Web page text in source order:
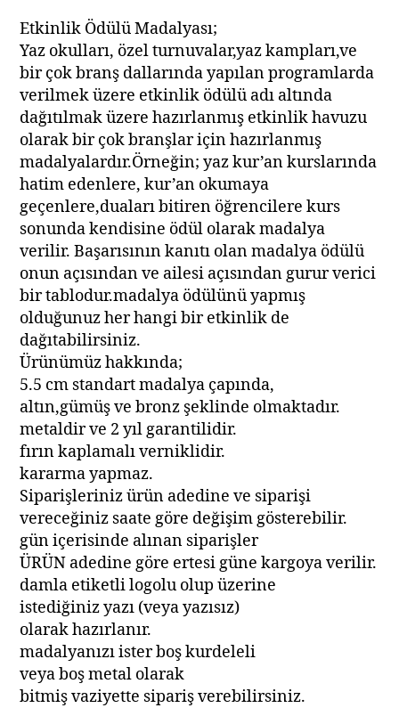
Etkinlik Ödülü Madalyası;
Yaz okulları, özel turnuvalar,yaz kampları,ve
bir çok branş dallarında yapılan programlarda
verilmek üzere etkinlik ödülü adı altında
dağıtılmak üzere hazırlanmış etkinlik havuzu
olarak bir çok branşlar için hazırlanmış
madalyalardır.Örneğin; yaz kur’an kurslarında
hatim edenlere, kur’an okumaya
geçenlere,duaları bitiren öğrencilere kurs
sonunda kendisine ödül olarak madalya
verilir. Başarısının kanıtı olan madalya ödülü
onun açısından ve ailesi açısından gurur verici
bir tablodur.madalya ödülünü yapmış
olduğunuz her hangi bir etkinlik de
dağıtabilirsiniz.
Ürünümüz hakkında;
5.5 cm standart madalya çapında,
altın,gümüş ve bronz şeklinde olmaktadır.
metaldir ve 2 yıl garantilidir.
fırın kaplamalı verniklidir.
kararma yapmaz.
Siparişleriniz ürün adedine ve siparişi
vereceğiniz saate göre değişim gösterebilir.
gün içerisinde alınan siparişler
ÜRÜN adedine göre ertesi güne kargoya verilir.
damla etiketli logolu olup üzerine
istediğiniz yazı (veya yazısız)
olarak hazırlanır.
madalyanızı ister boş kurdeleli
veya boş metal olarak
bitmiş vaziyette sipariş verebilirsiniz.